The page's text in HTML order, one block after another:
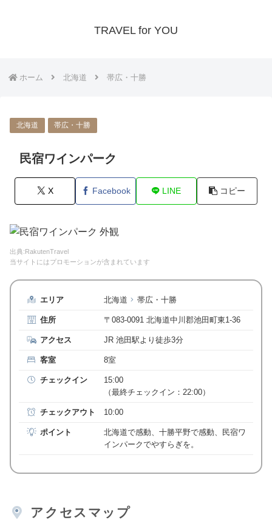
TRAVEL for YOU
ホーム 北海道 帯広・十勝
北海道 帯広・十勝
民宿ワインパーク
X Facebook LINE コピー
出典:RakutenTravel
当サイトにはプロモーションが含まれています
エリア 北海道 帯広・十勝
住所 〒083-0091 北海道中川郡池田町東1-36
アクセス JR 池田駅より徒歩3分
客室 8室
チェックイン
15:00
（最終チェックイン：22:00）
チェックアウト 10:00
ポイント
北海道で感動、十勝平野で感動、民宿ワ
インパークでやすらぎを。
アクセスマップ